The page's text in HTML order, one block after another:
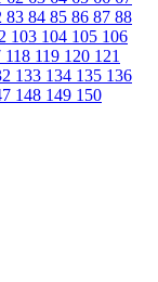
83 84 85 86 87 88
103 104 105 106
118 119 120 121
133 134 135 136
148 149 150